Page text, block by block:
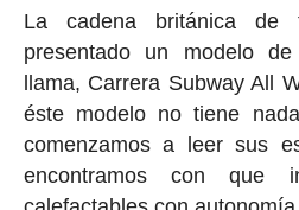
La cadena británica de
presentado un modelo
llama, Carrera Subway All
éste modelo no tiene
comenzamos a leer sus
encontramos con que